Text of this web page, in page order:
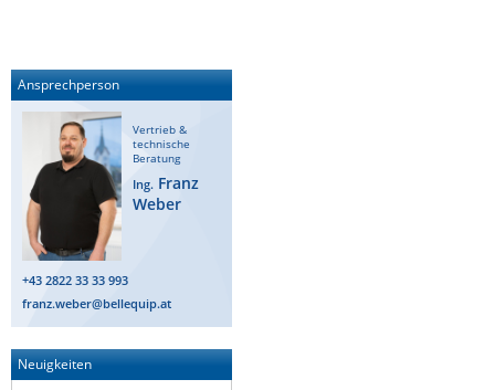
Ansprechperson
Vertrieb &
technische
Beratung
Ing. Franz
Weber
+43 2822 33 33 993
franz.weber@bellequip.at
Neuigkeiten